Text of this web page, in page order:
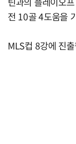
전 10골 4도움을
MLS컵 8강에 진